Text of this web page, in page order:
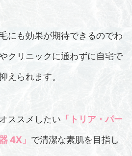
にも効果が期待できるのでわ
クリニックに通わずに自宅で
えられます。
ススメしたい 「トリア・パー
4X」 で清潔な素肌を目指し